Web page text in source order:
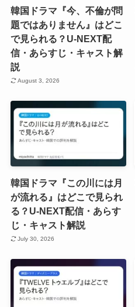
韓国ドラマ『今、不倫が問
題ではありません』はどこ
で見られる？U-NEXT配
信・あらすじ・キャスト解
説
August 3, 2026
韓国ドラマ『この川には月
が流れる』はどこで見られ
る？U-NEXT配信・あらす
じ・キャスト解説
July 30, 2026